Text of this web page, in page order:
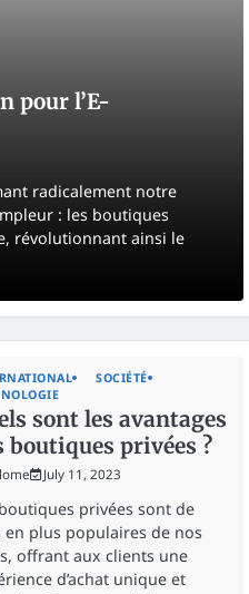
pour l’E-
radicalement notre
: les boutiques
révolutionnant ainsi le
SOCIÉTÉ
sont les avantages
boutiques privées ?
July 11, 2023
privées sont de
en plus populaires de nos
offrant aux clients une
d’achat unique et